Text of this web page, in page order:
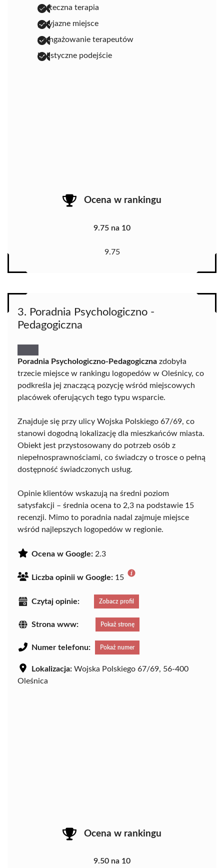
skuteczna terapia
przyjazne miejsce
zaangażowanie terapeutów
holistyczne podejście
Ocena w rankingu
9.75 na 10
9.75
3. Poradnia Psychologiczno -
Pedagogiczna
Poradnia Psychologiczno-Pedagogiczna zdobyła
trzecie miejsce w rankingu logopedów w Oleśnicy, co
podkreśla jej znaczącą pozycję wśród miejscowych
placówek oferujących tego typu wsparcie.
Znajduje się przy ulicy Wojska Polskiego 67/69, co
stanowi dogodną lokalizację dla mieszkańców miasta.
Obiekt jest przystosowany do potrzeb osób z
niepełnosprawnościami, co świadczy o trosce o pełną
dostępność świadczonych usług.
Opinie klientów wskazują na średni poziom
satysfakcji – średnia ocena to 2,3 na podstawie 15
recenzji. Mimo to poradnia nadal zajmuje miejsce
wśród najlepszych logopedów w regionie.
Ocena w Google: 2.3
Liczba opinii w Google: 15
Czytaj opinie: Zobacz profil
Strona www: Pokaż stronę
Numer telefonu: Pokaż numer
Lokalizacja: Wojska Polskiego 67/69, 56-400
Oleśnica
Ocena w rankingu
9.50 na 10